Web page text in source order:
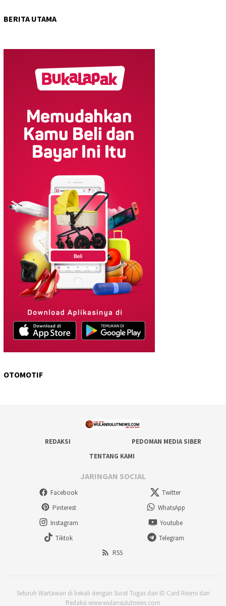
BERITA UTAMA
OTOMOTIF
REDAKSI
PEDOMAN MEDIA SIBER
TENTANG KAMI
JARINGAN SOCIAL
Facebook
Twitter
Pinterest
WhatsApp
Instagram
Youtube
Tiktok
Telegram
RSS
Seluruh Wartawan di bekali dengan Surat Tugas dan ID Card Resmi dari
Redaksi www.wulansulutnews.com